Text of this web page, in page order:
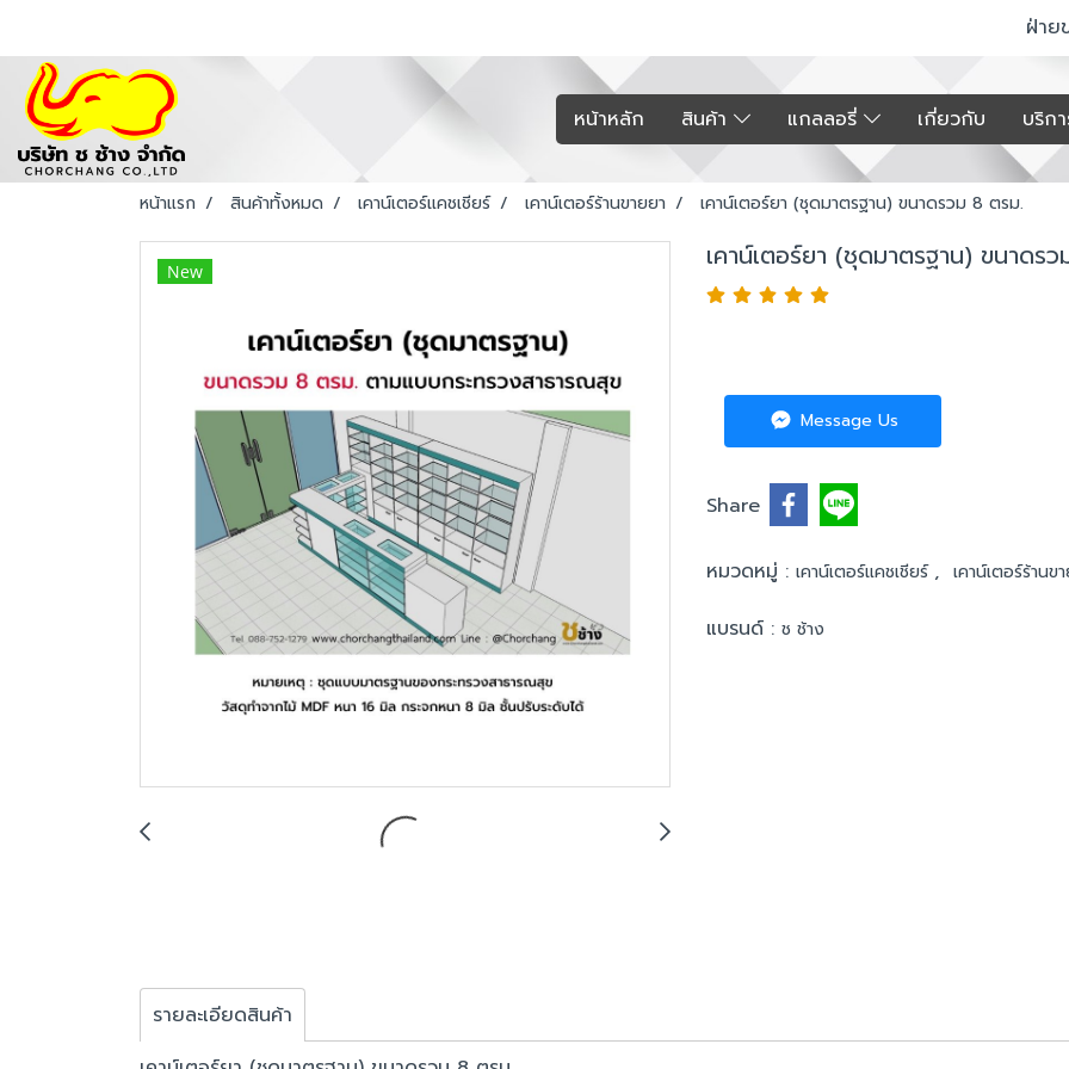
ฝ่าย
หน้าหลัก สินค้า แกลลอรี่ เกี่ยวกับ บริก
หน้าแรก สินค้าทั้งหมด เคาน์เตอร์แคชเชียร์ เคาน์เตอร์ร้านขายยา เคาน์เตอร์ยา (ชุดมาตรฐาน) ขนาดรวม 8 ตรม.
New เคาน์เตอร์ยา (ชุดมาตรฐาน) ขนาดร
Message Us
Share
หมวดหมู่ : เคาน์เตอร์แคชเชียร์ , เคาน์เตอร์ร้านข
แบรนด์ : ช ช้าง
รายละเอียดสินค้า